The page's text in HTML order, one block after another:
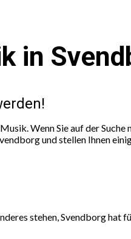
in
Wenn Sie auf der Suche
und stellen Ihnen
stehen, Svendborg hat